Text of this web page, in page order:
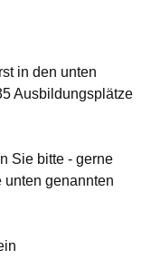
in den unten
Ausbildungsplätze
Sie bitte - gerne
unten genannten